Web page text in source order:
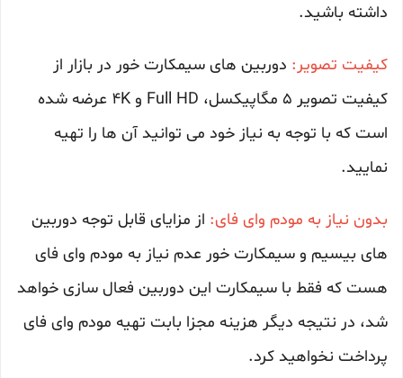
داشته باشید.
کیفیت تصویر: دوربین های سیمکارت خور در بازار از
کیفیت تصویر 5 مگاپیکسل، Full HD و 4K عرضه شده
است که با توجه به نیاز خود می توانید آن ها را تهیه
نمایید.
بدون نیاز به مودم وای فای: از مزایای قابل توجه دوربین
های بیسیم و سیمکارت خور عدم نیاز به مودم وای فای
هست که فقط با سیمکارت این دوربین فعال سازی خواهد
شد، در نتیجه دیگر هزینه مجزا بابت تهیه مودم وای فای
پرداخت نخواهید کرد.